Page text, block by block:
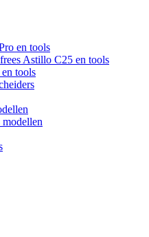
en tools
Astillo C25 en tools
tools